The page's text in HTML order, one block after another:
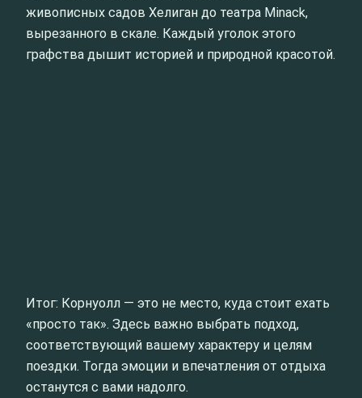
живописных садов Хелиган до театра Minack,
вырезанного в скале. Каждый уголок этого
графства дышит историей и природной красотой.
Итог: Корнуолл — это не место, куда стоит ехать
«просто так». Здесь важно выбрать подход,
соответствующий вашему характеру и целям
поездки. Тогда эмоции и впечатления от отдыха
останутся с вами надолго.